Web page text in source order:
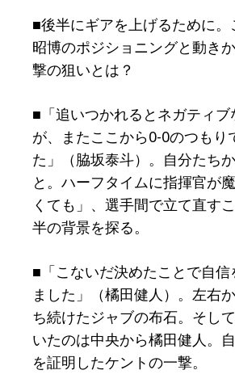
■後半にギアを上げるために
昭博のポジショニングと動き
撃の狙いとは？
■「追いつかれるとネガティブ
が、またここから0-0のつもり
た」（脇坂泰斗）。自分たち
と。ハーフタイムに指揮官が
くても」、選手間で立て直す
半の背景を探る。
■「こないだ決めたことで自信
ました」（橘田健人）。左右
ち続けたジャブの布石。そし
いたのは中央から橘田健人。
を証明したケントの一撃。